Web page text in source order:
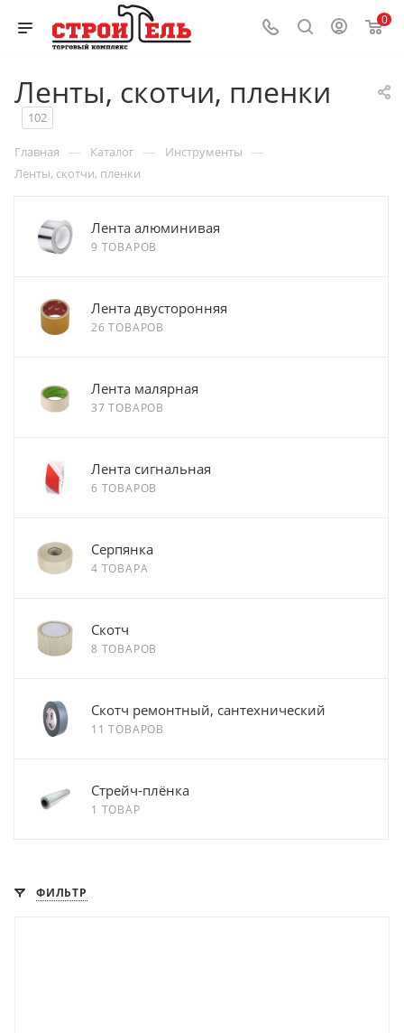
0
Ленты, скотчи, пленки
102
Главная — Каталог — Инструменты —
Ленты, скотчи, пленки
Лента алюминивая
9 ТОВАРОВ
Лента двусторонняя
26 ТОВАРОВ
Лента малярная
37 ТОВАРОВ
Лента сигнальная
6 ТОВАРОВ
Серпянка
4 ТОВАРА
Скотч
8 ТОВАРОВ
Скотч ремонтный, сантехнический
11 ТОВАРОВ
Стрейч-плёнка
1 ТОВАР
ФИЛЬТР